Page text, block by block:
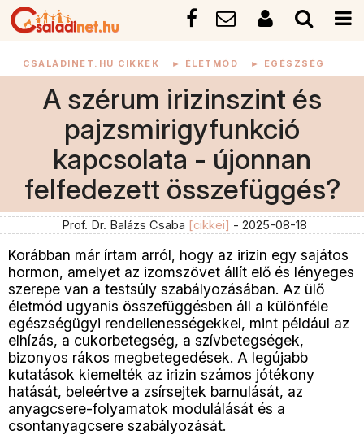
CSALÁDINET.HU CIKKEK ► ÉLETMÓD ► EGÉSZSÉG
A szérum irizinszint és
pajzsmirigyfunkció
kapcsolata - újonnan
felfedezett összefüggés?
Prof. Dr. Balázs Csaba [cikkei] - 2025-08-18
Korábban már írtam arról, hogy az irizin egy sajátos
hormon, amelyet az izomszövet állít elő és lényeges
szerepe van a testsúly szabályozásában. Az ülő
életmód ugyanis összefüggésben áll a különféle
egészségügyi rendellenességekkel, mint például az
elhízás, a cukorbetegség, a szívbetegségek,
bizonyos rákos megbetegedések. A legújabb
kutatások kiemelték az irizin számos jótékony
hatását, beleértve a zsírsejtek barnulását, az
anyagcsere-folyamatok modulálását és a
csontanyagcsere szabályozását.